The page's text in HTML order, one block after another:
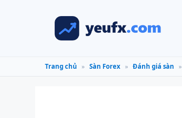
Trang chủ » Sàn Forex » Đánh giá sàn »